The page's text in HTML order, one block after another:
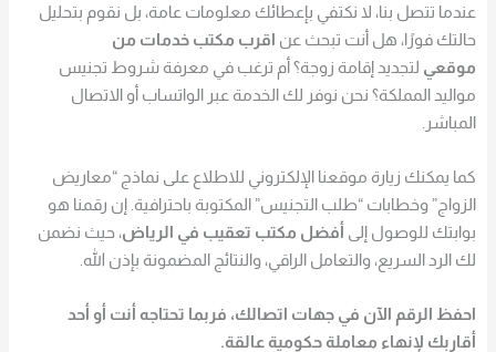
عندما تتصل بنا، لا نكتفي بإعطائك معلومات عامة، بل نقوم بتحليل
حالتك فورًا، هل أنت تبحث عن اقرب مكتب خدمات من
موقعي لتجديد إقامة زوجة؟ أم ترغب في معرفة شروط تجنيس
مواليد المملكة؟ نحن نوفر لك الخدمة عبر الواتساب أو الاتصال
المباشر.
كما يمكنك زيارة موقعنا الإلكتروني للاطلاع على نماذج “معاريض
الزواج” وخطابات “طلب التجنيس” المكتوبة باحترافية. إن رقمنا هو
بوابتك للوصول إلى أفضل مكتب تعقيب في الرياض، حيث نضمن
لك الرد السريع، والتعامل الراقي، والنتائج المضمونة بإذن الله.
احفظ الرقم الآن في جهات اتصالك، فربما تحتاجه أنت أو أحد
أقاربك لإنهاء معاملة حكومية عالقة.